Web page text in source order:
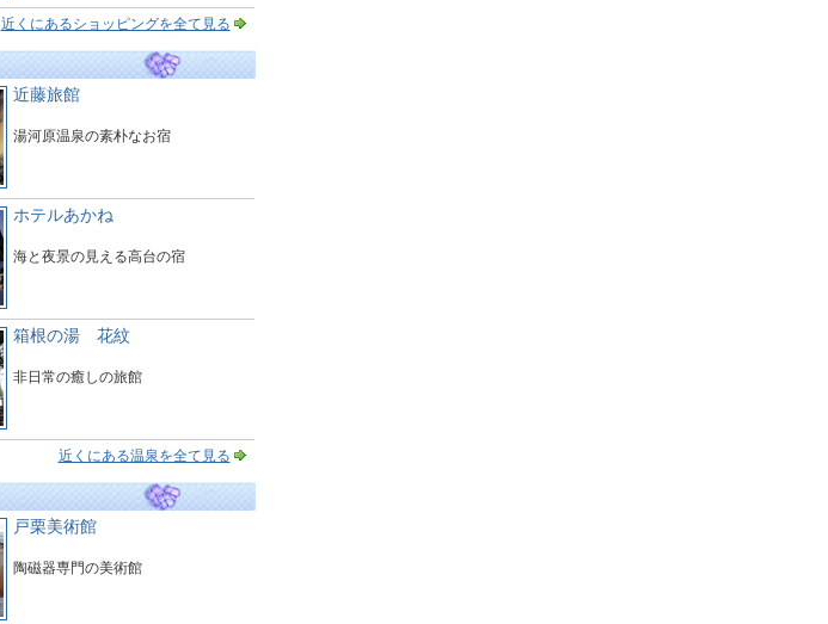
近くにあるショッピングを全て見る
近藤旅館
湯河原温泉の素朴なお宿
ホテルあかね
海と夜景の見える高台の宿
箱根の湯 花紋
非日常の癒しの旅館
近くにある温泉を全て見る
戸栗美術館
陶磁器専門の美術館